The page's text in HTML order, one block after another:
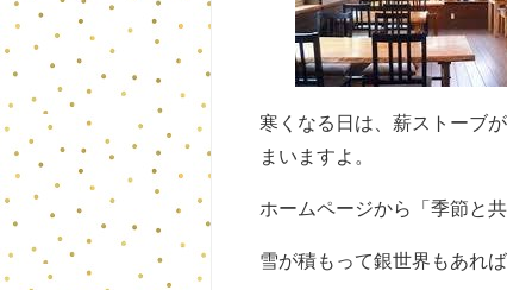
寒くなる日は、薪ストーブ
まいますよ。
ホームページから「季節と
雪が積もって銀世界もあれ